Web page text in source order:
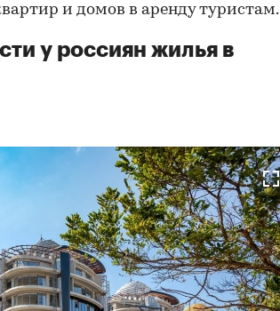
и домов в аренду туристам.
у россиян жилья в